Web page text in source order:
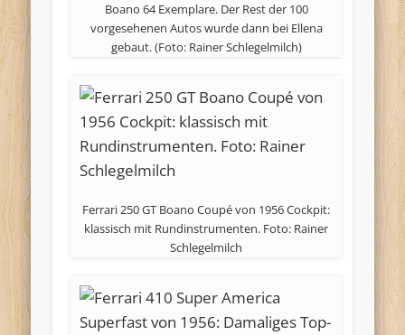
Boano 64 Exemplare. Der Rest der 100
vorgesehenen Autos wurde dann bei Ellena
gebaut. (Foto: Rainer Schlegelmilch)
Ferrari 250 GT Boano Coupé von 1956 Cockpit:
klassisch mit Rundinstrumenten. Foto: Rainer
Schlegelmilch